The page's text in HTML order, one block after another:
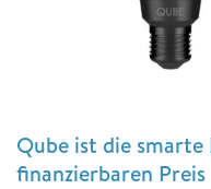
Qube ist die
finanzierbaren Preis